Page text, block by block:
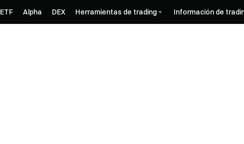
ETF Alpha DEX Herramientas de trading Información de